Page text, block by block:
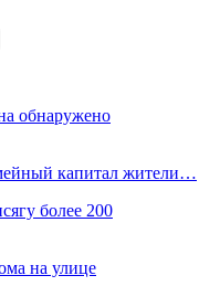
обнаружено
капитал жители…
более 200
на улице